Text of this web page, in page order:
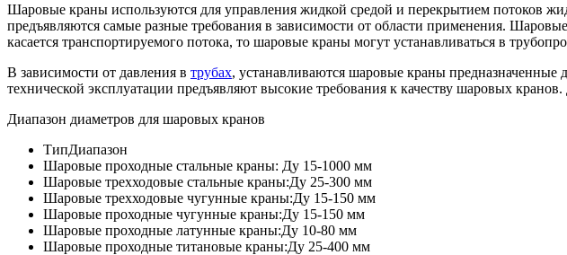
Шаровые краны используются для управления жидкой средой и перекрытием потоков
предъявляются самые разные требования в зависимости от области применения.
касается транспортируемого потока, то шаровые краны могут устанавливаться в
В зависимости от давления в трубах, устанавливаются шаровые краны предназначенные
технической эксплуатации предъявляют высокие требования к качеству шаровых кранов.
Диапазон диаметров для шаровых кранов
ТипДиапазон
Шаровые проходные стальные краны: Ду 15-1000 мм
Шаровые трехходовые стальные краны:Ду 25-300 мм
Шаровые трехходовые чугунные краны:Ду 15-150 мм
Шаровые проходные чугунные краны:Ду 15-150 мм
Шаровые проходные латунные краны:Ду 10-80 мм
Шаровые проходные титановые краны:Ду 25-400 мм